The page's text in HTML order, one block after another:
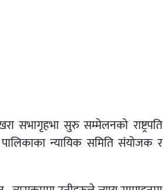
सभागृहभा सुरु सम्मेलनको राष्ट्रपति
न्यायिक समिति संयोजक र